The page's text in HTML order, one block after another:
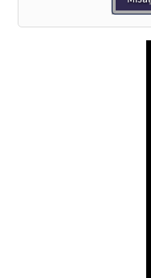
30153339